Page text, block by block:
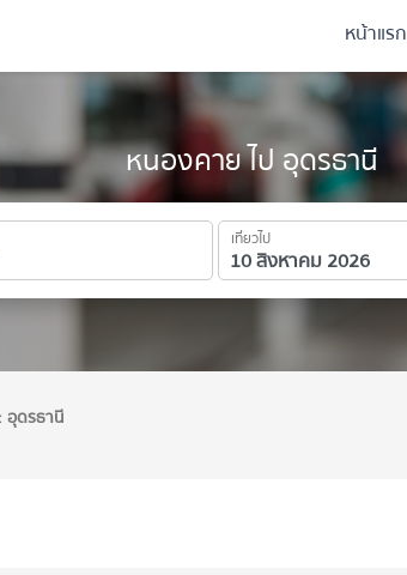
หนองคาย ไป อุดรธานี
เที่ยวไป
หน้าแรก
อุดรธานี